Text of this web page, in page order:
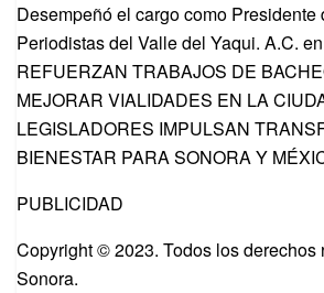
Desempeñó el cargo como
Periodistas del Valle del Yaqui. A.C.
REFUERZAN TRABAJOS DE
MEJORAR VIALIDADES EN LA
LEGISLADORES IMPULSAN
BIENESTAR PARA SONORA Y
PUBLICIDAD
Copyright © 2023. Todos los derechos
Sonora.